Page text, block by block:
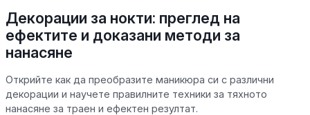
Декорации за нокти: преглед на
ефектите и доказани методи за
нанасяне
Открийте как да преобразите маникюра си с различни
декорации и научете правилните техники за тяхното
нанасяне за траен и ефектен резултат.